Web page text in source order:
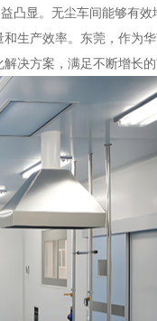
显。无尘车间能够有效
生产效率。东莞，作为
决方案，满足不断增长的